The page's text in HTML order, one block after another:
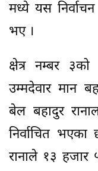
मध्ये यस
भए ।
क्षेत्र नम्बर
उम्मदेवार मान
बेल बहादुर
निर्वाचित
रानाले १३